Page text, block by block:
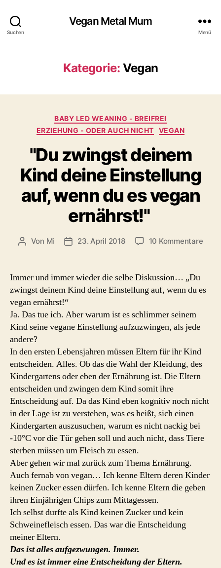
Suchen
Vegan Metal Mum
Menü
Kategorie: Vegan
Kategorien
BABY LED WEANING - BREIFREI
ERZIEHUNG - ODER AUCH NICHT
VEGAN
"Du zwingst deinem
Kind deine Einstellung
auf, wenn du es vegan
ernährst!"
Beitragsautor
Von Mi Beitragsdatum
23. April 2018 10 Kommentarezu
Immer und immer wieder die selbe Diskussion… „Du
zwingst deinem Kind deine Einstellung auf, wenn du es
vegan ernährst!“
Ja. Das tue ich. Aber warum ist es schlimmer seinem
Kind seine vegane Einstellung aufzuzwingen, als jede
andere?
In den ersten Lebensjahren müssen Eltern für ihr Kind
entscheiden. Alles. Ob das die Wahl der Kleidung, des
Kindergartens oder eben der Ernährung ist. Die Eltern
entscheiden und zwingen dem Kind somit ihre
Entscheidung auf. Da das Kind eben kognitiv noch nicht
in der Lage ist zu verstehen, was es heißt, sich einen
Kindergarten auszusuchen, warum es nicht nackig bei
-10°C vor die Tür gehen soll und auch nicht, dass Tiere
sterben müssen um Fleisch zu essen.
Aber gehen wir mal zurück zum Thema Ernährung.
Auch fernab von vegan… Ich kenne Eltern deren Kinder
keinen Zucker essen dürfen. Ich kenne Eltern die geben
ihren Einjährigen Chips zum Mittagessen.
Ich selbst durfte als Kind keinen Zucker und kein
Schweinefleisch essen. Das war die Entscheidung
meiner Eltern.
Das ist alles aufgezwungen. Immer.
Und es ist immer eine Entscheidung der Eltern.